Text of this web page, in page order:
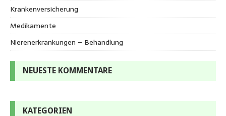
Krankenversicherung
Medikamente
Nierenerkrankungen – Behandlung
NEUESTE KOMMENTARE
KATEGORIEN